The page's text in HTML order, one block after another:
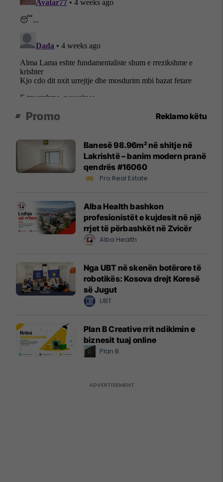
Promo Reklamo këtu
Banesë 98.96m² në shitje në
Lakrishtë – banim modern pranë
qendrës #16060
Pro Real Estate
Alba Health bashkon
profesionistët e kujdesit në një
rrjet të përbashkët në Zvicër
Alba Health
Nga UBT në skenën botërore të
robotikës: Kosova drejt Koresë
së Jugut
UBT
Plan B Creative rrit ndikimin e
biznesit tuaj online
Plan B